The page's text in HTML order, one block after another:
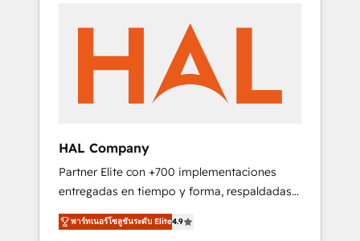
implementation, web design, sales &
marketing automation, and digital marketing.
With extensive experience working with tech
companies and manufacturers since 2002,
we are committed to empowering our clients
implementation and seamless integration of
the CRM platform into your digital
ecosystem. Would you like support in
deploying your inbound marketing strategy?
We'll provide support tailored to your needs
HAL Company
Partner Elite con +700 implementaciones
entregadas en tiempo y forma, respaldadas
por 6 acreditaciones de HubSpot y un
equipo de 6 Certified Trainers avalados por
พาร์ทเนอร์โซลูชันระดับ Elite4.9